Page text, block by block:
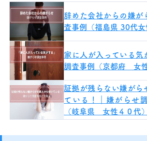
辞めた会社からの嫌が
査事例（福島県 30代女
家に人が入っている気
調査事例（京都府 女性
証拠が残らない嫌がら
ている！｜嫌がらせ
（岐阜県 女性４０代）